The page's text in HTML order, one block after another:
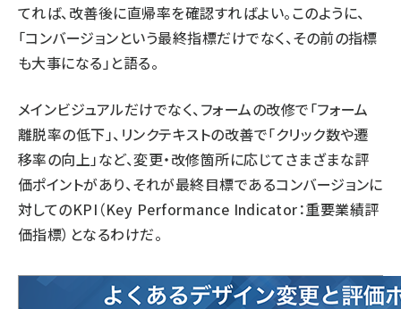
てれば、改善後に直帰率を確認すればよい。このように、
「コンバージョンという最終指標だけでなく、その前の指標
も大事になる」と語る。
メインビジュアルだけでなく、フォームの改修で「フォーム
離脱率の低下」、リンクテキストの改善で「クリック数や遷
移率の向上」など、変更・改修箇所に応じてさまざまな評
価ポイントがあり、それが最終目標であるコンバージョンに
対してのKPI（Key Performance Indicator：重要業績評
価指標）となるわけだ。